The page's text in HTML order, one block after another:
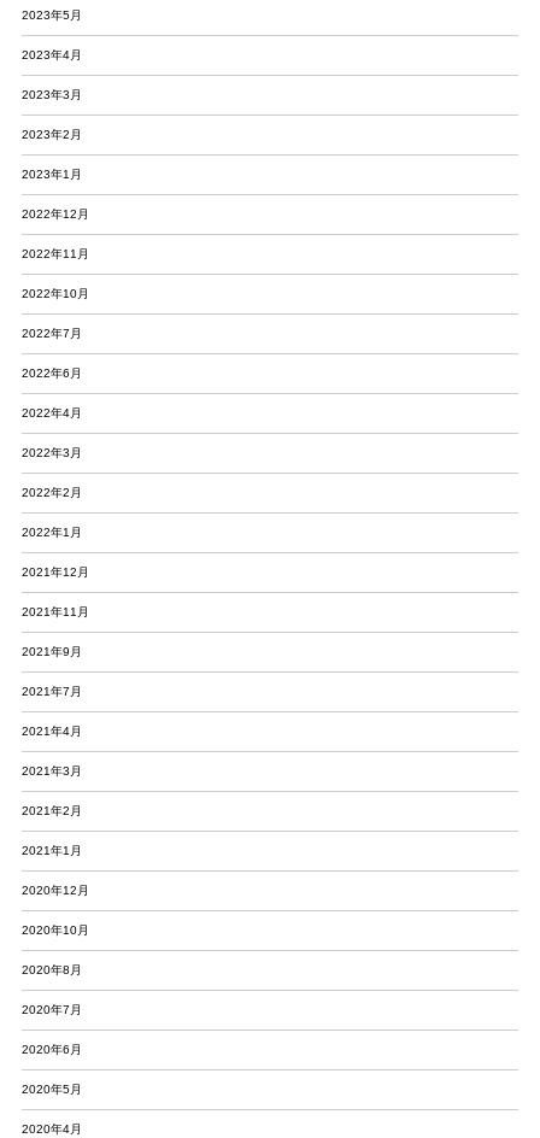
2023年5月
2023年4月
2023年3月
2023年2月
2023年1月
2022年12月
2022年11月
2022年10月
2022年7月
2022年6月
2022年4月
2022年3月
2022年2月
2022年1月
2021年12月
2021年11月
2021年9月
2021年7月
2021年4月
2021年3月
2021年2月
2021年1月
2020年12月
2020年10月
2020年8月
2020年7月
2020年6月
2020年5月
2020年4月